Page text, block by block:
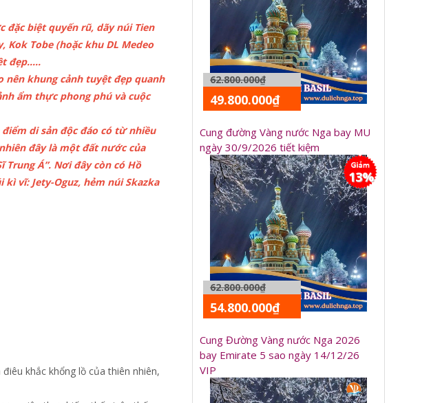
đặc biệt quyến rũ, dãy núi Tien
Tobe (hoặc khu DL Medeo
đẹp.....
khung cảnh tuyệt đẹp quanh
ẩm thực phong phú và cuộc
di sản độc đáo có từ nhiều
đây là một đất nước của
Á”. Nơi đây còn có Hồ
vĩ: Jety-Oguz, hẻm núi Skazka
khắc khổng lồ của thiên nhiên,
62.800.000₫
49.800.000₫
Cung đường Vàng nước Nga bay MU
ngày 30/9/2026 tiết kiệm
62.800.000₫
54.800.000₫
13%
Cung Đường Vàng nước Nga 2026
bay Emirate 5 sao ngày 14/12/26
VIP